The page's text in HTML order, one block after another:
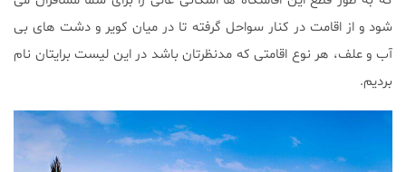
شود و از اقامت در کنار سواحل گرفته تا در میان کویر و دشت‌ های بی
آب و علف، هر نوع اقامتی که مدنظرتان باشد در این لیست برایتان نام
بردیم.